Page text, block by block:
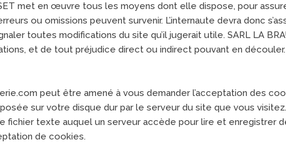
met en œuvre tous les moyens dont elle dispose, pour
ou omissions peuvent survenir. L’internaute devra donc
toutes modifications du site qu’il jugerait utile. SARL LA
et de tout préjudice direct ou indirect pouvant en découler.
peut être amené à vous demander l’acceptation des
sur votre disque dur par le serveur du site que vous
fichier texte auquel un serveur accède pour lire et enregistrer
de cookies.